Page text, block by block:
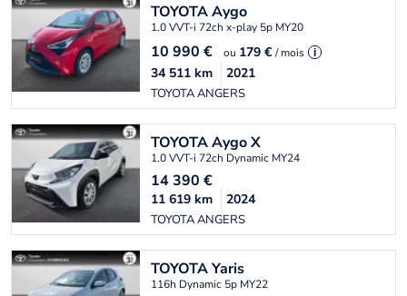
TOYOTAAygo
1.0 VVT-i 72ch x-play 5p MY20
10 990 € ou 179 € / mois i
TOYOTA ANGERS
34 511 km 2021
TOYOTAAygo X
1.0 VVT-i 72ch Dynamic MY24
14 390 €
TOYOTA ANGERS
11 619 km 2024
TOYOTAYaris
116h Dynamic 5p MY22